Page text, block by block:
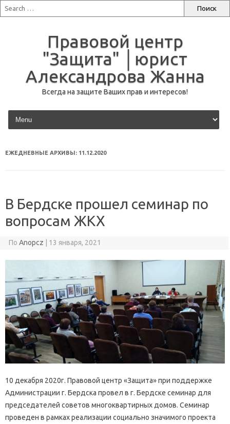
Правовой центр
"Защита" │юрист
Александрова Жанна
Всегда на защите Ваших прав и интересов!
перейти к содержанию
ЕЖЕДНЕВНЫЕ АРХИВЫ: 11.12.2020
В Бердске прошел семинар по
вопросам ЖКХ
По Anopcz 13 января, 2021
10 декабря 2020г. Правовой центр «Защита» при поддержке
Администрации г. Бердска провел в г. Бердске семинар для
председателей советов многоквартирных домов. Семинар
проведен в рамках реализации социально значимого проекта